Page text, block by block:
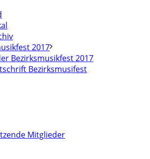
2017
Bezirksmusikfest 2017
Bezirksmusifest
Mitglieder